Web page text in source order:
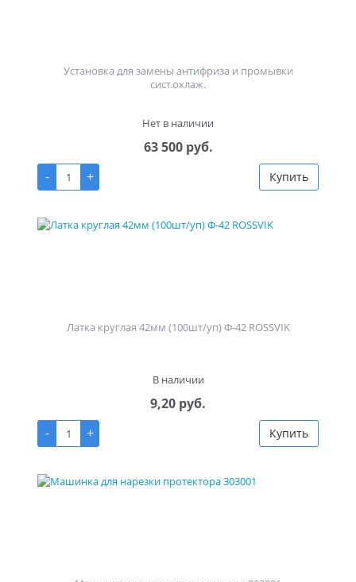
Установка для замены антифриза и промывки
сист.охлаж.
Нет в наличии
63 500 руб.
-
+ Купить
Латка круглая 42мм (100шт/уп) Ф-42 ROSSVIK
В наличии
9,20 руб.
-
+ Купить